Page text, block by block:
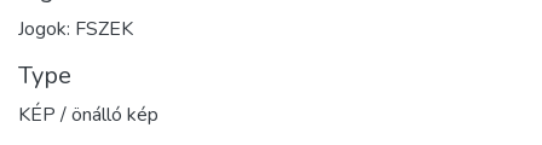
Jogok: FSZEK
Type
KÉP / önálló kép